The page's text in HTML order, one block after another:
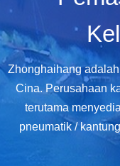
Zhonghaihang
Cina. Perusahaan
terutama
pneumatik /